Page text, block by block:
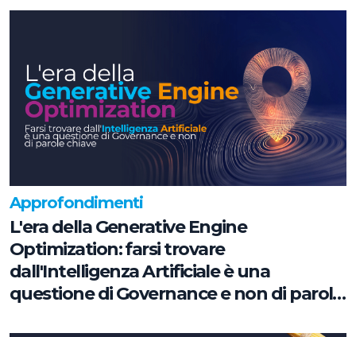
Approfondimenti
L'era della Generative Engine
Optimization: farsi trovare
dall'Intelligenza Artificiale è una
questione di Governance e non di parole